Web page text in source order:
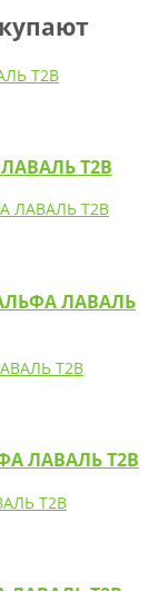
T2B
ЛАВАЛЬ
ЛАВАЛЬ T2B